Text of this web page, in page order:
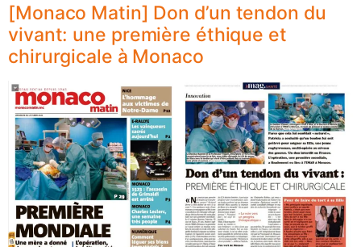
[Monaco Matin] Don d’un tendon du
vivant: une première éthique et
chirurgicale à Monaco